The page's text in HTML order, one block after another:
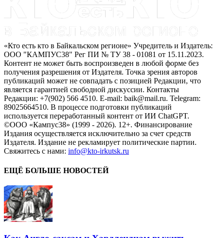
«Кто есть кто в Байкальском регионе» Учредитель и Издатель:
ООО "КАМПУС38" Рег ПИ № ТУ 38 - 01081 от 15.11.2023.
Контент не может быть воспроизведен в любой форме без
получения разрешения от Издателя. Точка зрения авторов
публикаций может не совпадать с позицией Редакции, что
является гарантией свободной дискуссии. Контакты
Редакции: +7(902) 566 4510. E-mail: baik@mail.ru. Telegram:
89025664510. В процессе подготовки публикаций
используется переработанный контент от ИИ ChatGPT.
©ООО «Кампус38» (1999 - 2026). 12+. Финансирование
Издания осуществляется исключительно за счет средств
Издателя. Издание не рекламирует политические партии.
Свяжитесь с нами: info@kto-irkutsk.ru
ЕЩЁ БОЛЬШЕ НОВОСТЕЙ